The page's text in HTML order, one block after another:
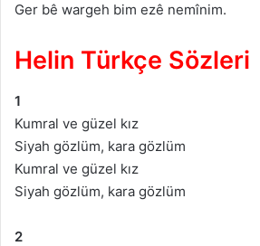
Ger bê wargeh bim ezê nemînim.
Helin Türkçe Sözleri
1
Kumral ve güzel kız
Siyah gözlüm, kara gözlüm
Kumral ve güzel kız
Siyah gözlüm, kara gözlüm
2